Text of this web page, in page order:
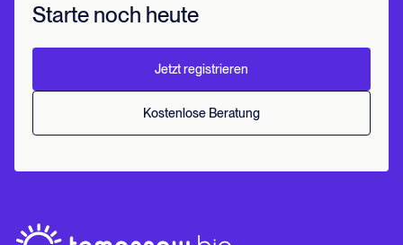
Starte noch heute
Jetzt registrieren
Kostenlose Beratung